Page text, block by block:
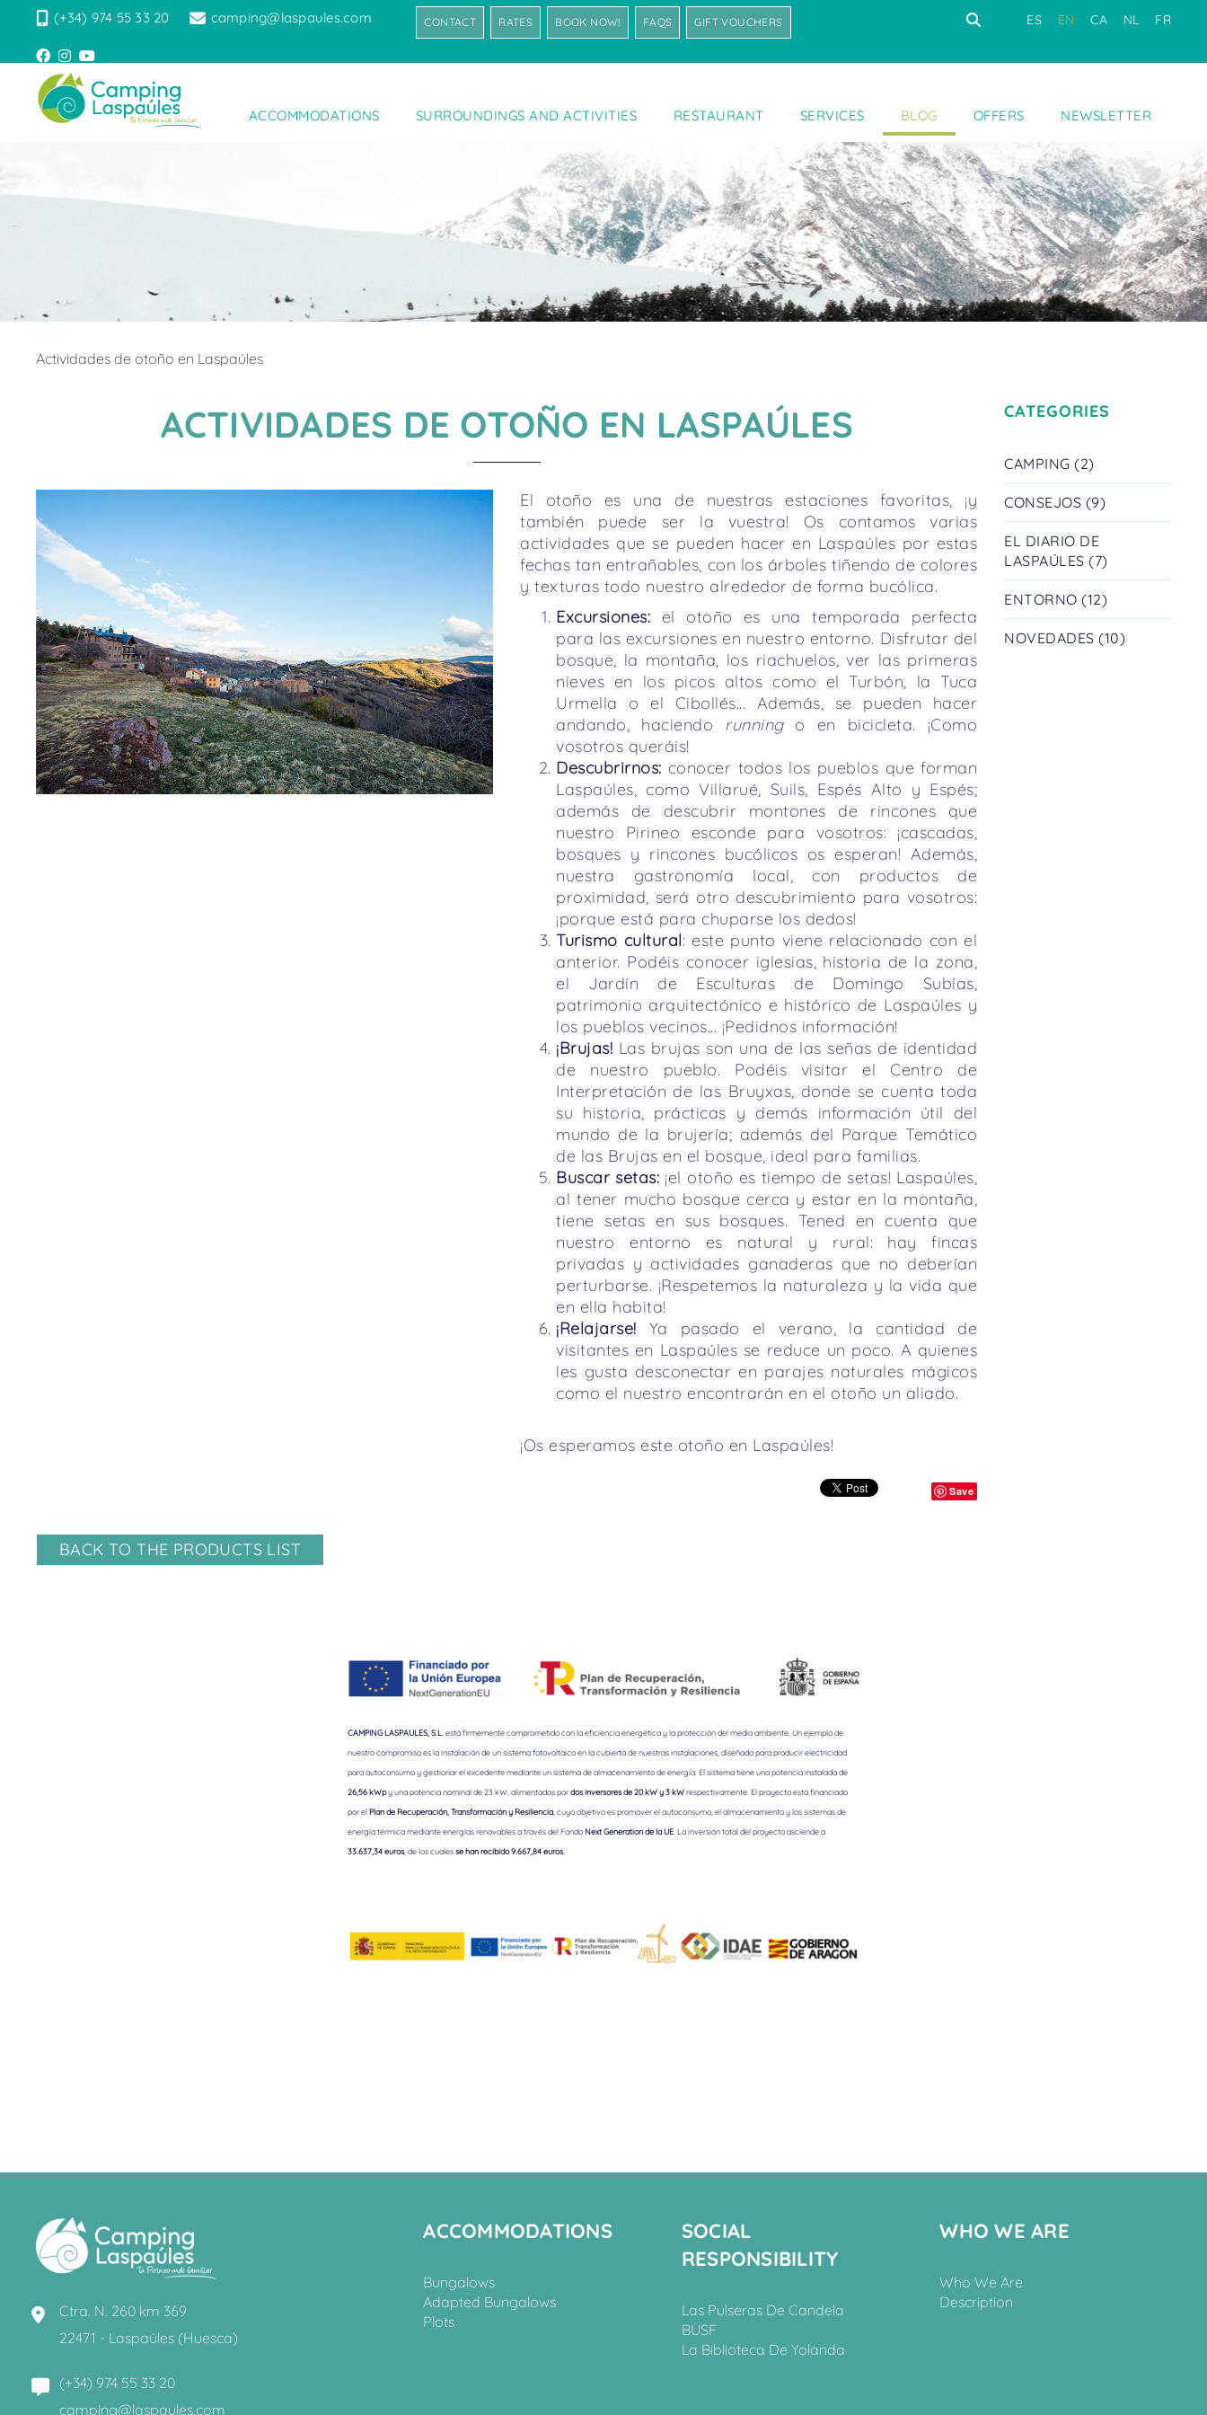
(+34) 974 55 33 20 camping@laspaules.com ES EN CA NL FR
CONTACT RATES BOOK NOW! FAQS GIFT VOUCHERS
ACCOMMODATIONS SURROUNDINGS AND ACTIVITIES RESTAURANT SERVICES BLOG OFFERS NEWSLETTER
Actividades de otoño en Laspaúles
ACTIVIDADES DE OTOÑO EN LASPAÚLES
El otoño es una de nuestras estaciones favoritas, ¡y
también puede ser la vuestra! Os contamos varias
actividades que se pueden hacer en Laspaúles por estas
fechas tan entrañables, con los árboles tiñendo de colores
y texturas todo nuestro alrededor de forma bucólica.
Excursiones: el otoño es una temporada perfecta
para las excursiones en nuestro entorno. Disfrutar del
bosque, la montaña, los riachuelos, ver las primeras
nieves en los picos altos como el Turbón, la Tuca
Urmella o el Cibollés... Además, se pueden hacer
andando, haciendo runningo en bicicleta. ¡Como
vosotros queráis!
Descubrirnos: conocer todos los pueblos que forman
Laspaúles, como Villarué, Suils, Espés Alto y Espés;
además de descubrir montones de rincones que
nuestro Pirineo esconde para vosotros: ¡cascadas,
bosques y rincones bucólicos os esperan! Además,
nuestra gastronomía local, con productos de
proximidad, será otro descubrimiento para vosotros:
¡porque está para chuparse los dedos!
Turismo cultural: este punto viene relacionado con el
anterior. Podéis conocer iglesias, historia de la zona,
el Jardín de Esculturas de Domingo Subías,
patrimonio arquitectónico e histórico de Laspaúles y
los pueblos vecinos... ¡Pedidnos información!
¡Brujas! Las brujas son una de las señas de identidad
de nuestro pueblo. Podéis visitar el Centro de
Interpretación de las Bruyxas, donde se cuenta toda
su historia, prácticas y demás información útil del
mundo de la brujería; además del Parque Temático
de las Brujas en el bosque, ideal para familias.
Buscar setas: ¡el otoño es tiempo de setas! Laspaúles,
al tener mucho bosque cerca y estar en la montaña,
tiene setas en sus bosques. Tened en cuenta que
nuestro entorno es natural y rural: hay fincas
privadas y actividades ganaderas que no deberían
perturbarse. ¡Respetemos la naturaleza y la vida que
en ella habita!
¡Relajarse! Ya pasado el verano, la cantidad de
visitantes en Laspaúles se reduce un poco. A quienes
les gusta desconectar en parajes naturales mágicos
como el nuestro encontrarán en el otoño un aliado.
¡Os esperamos este otoño en Laspaúles!
Save
BACK TO THE PRODUCTS LIST
CATEGORIES
CAMPING (2)
CONSEJOS (9)
EL DIARIO DE
LASPAÚLES (7)
ENTORNO (12)
NOVEDADES (10)
CAMPING LASPAULES, S.L.
está firmemente comprometido con la eficiencia energética y la protección del medio ambiente. Un ejemplo de
nuestro compromiso es la instalación de un sistema fotovoltaico en la cubierta de nuestras instalaciones, diseñado para producir electricidad
para autoconsumo y gestionar el excedente mediante un sistema de almacenamiento de energía. El sistema tiene una potencia instalada de
26,56 kWpy una potencia nominal de 23 kW, alimentados pordos inversores de 20 kW y 3 kWrespectivamente. El proyecto está financiado
por elPlan de Recuperación, Transformación y Resiliencia, cuyo objetivo es promover el autoconsumo, el almacenamiento y los sistemas de
energía térmica mediante energías renovables a través del FondoNext Generation de la UE . La inversión total del proyecto asciende a
33.637,34 euros, de los cualesse han recibido 9.667,84 euros.
Ctra. N. 260 km 369
22471 - Laspaúles (Huesca)
(+34) 974 55 33 20
camping@laspaules.com
ACCOMMODATIONS
Bungalows
Adapted Bungalows
Plots
SOCIAL
RESPONSIBILITY
Las Pulseras De Candela
BUSF
La Biblioteca De Yolanda
WHO WE ARE
Who We Are
Description